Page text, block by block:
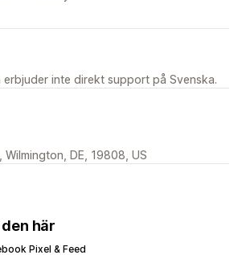
erbjuder inte direkt support på Svenska.
Wilmington, DE, 19808, US
här
Pixel & Feed